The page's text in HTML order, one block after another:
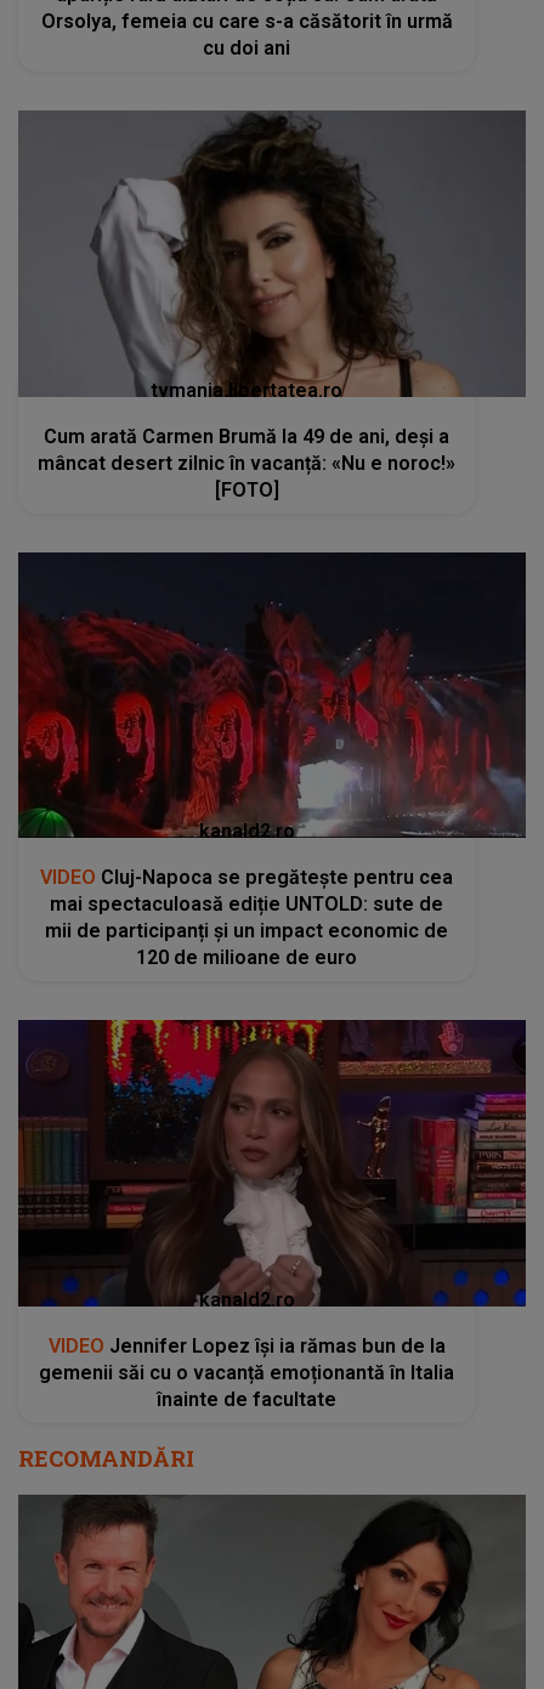
Orsolya, femeia cu care s-a căsătorit în urmă
cu doi ani
tvmania.libertatea.ro
Cum arată Carmen Brumă la 49 de ani, deși a
mâncat desert zilnic în vacanță: «Nu e noroc!»
[FOTO]
kanald2.ro
VIDEO Cluj-Napoca se pregătește pentru cea
mai spectaculoasă ediție UNTOLD: sute de
mii de participanți și un impact economic de
120 de milioane de euro
kanald2.ro
VIDEO Jennifer Lopez își ia rămas bun de la
gemenii săi cu o vacanță emoționantă în Italia
înainte de facultate
RECOMANDĂRI